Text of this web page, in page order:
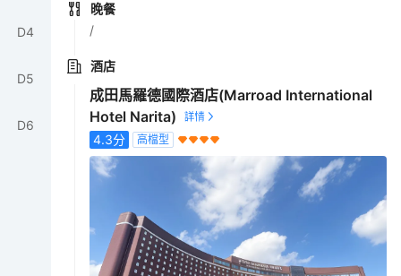
D4
D5
D6
晚餐
/
酒店
成田馬羅德國際酒店(Marroad International
Hotel Narita)
4.3分 高檔型